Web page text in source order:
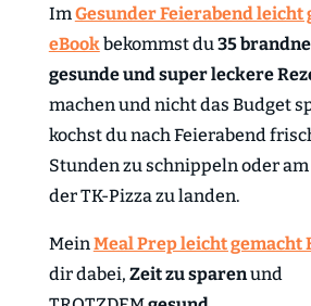
ImGesunder Feierabend leicht
eBookbekommst du35
gesunde und super leckere
machen und nicht das Budget
kochst du nach Feierabend
Stunden zu schnippeln oder
der TK-Pizza zu landen.
MeinMeal Prep leicht gemacht
dir dabei, Zeit zu sparenund